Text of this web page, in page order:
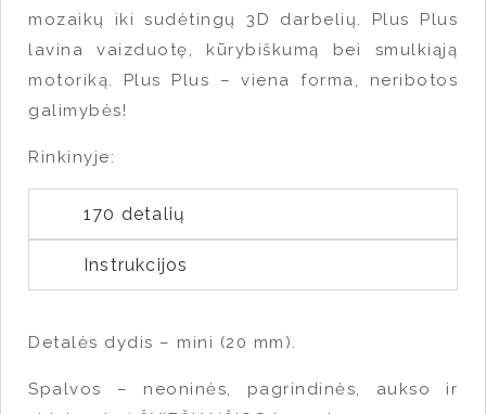
mozaikų iki sudėtingų 3D darbelių. Plus Plus
lavina vaizduotę, kūrybiškumą bei smulkiąją
motoriką. Plus Plus – viena forma, neribotos
galimybės!
Rinkinyje:
170 detalių
Instrukcijos
Detalės dydis – mini (20 mm).
Spalvos – neoninės, pagrindinės, aukso ir